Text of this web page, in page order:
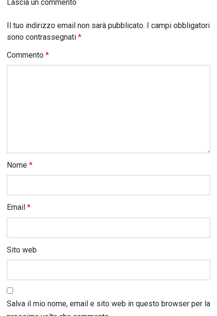
Lascia un commento
Il tuo indirizzo email non sarà pubblicato. I campi obbligatori
sono contrassegnati *
Commento *
Nome *
Email *
Sito web
Salva il mio nome, email e sito web in questo browser per la